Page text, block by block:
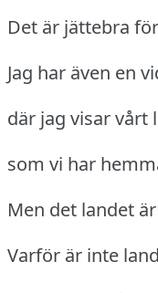
Det är jättebra
Jag har även en
där jag visar vårt
som vi har
Men det landet
Varför är inte